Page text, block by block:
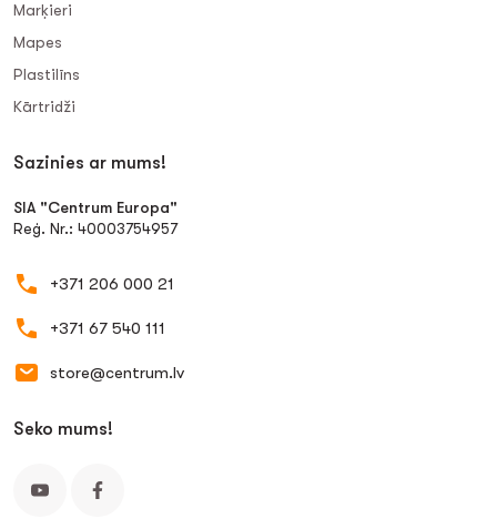
Marķieri
Mapes
Plastilīns
Kārtridži
Sazinies ar mums!
SIA "Centrum Europa"
Reģ. Nr.: 40003754957
+371 206 000 21
+371 67 540 111
store@centrum.lv
Seko mums!